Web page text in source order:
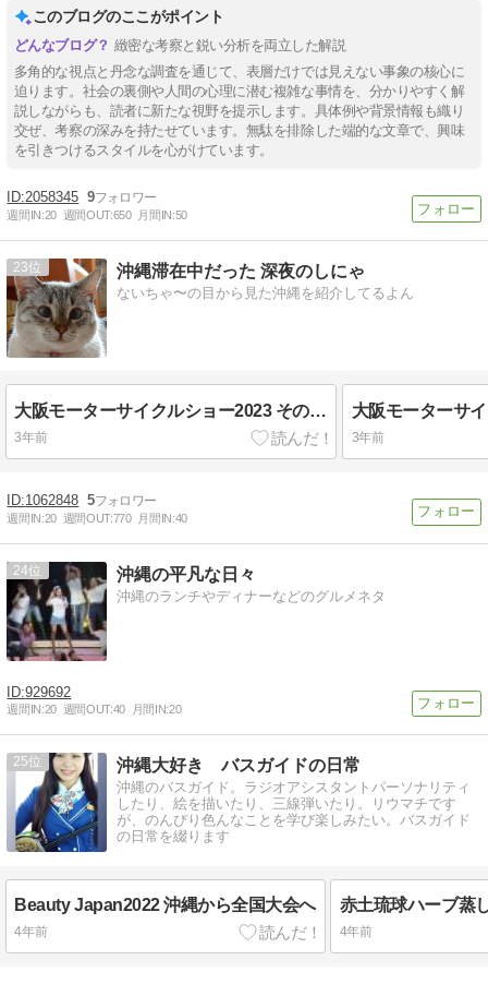
このブログのここがポイント
緻密な考察と鋭い分析を両立した解説
多角的な視点と丹念な調査を通じて、表層だけでは見えない事象の核心に
迫ります。社会の裏側や人間の心理に潜む複雑な事情を、分かりやすく解
説しながらも、読者に新たな視野を提示します。具体例や背景情報も織り
交ぜ、考察の深みを持たせています。無駄を排除した端的な文章で、興味
を引きつけるスタイルを心がけています。
2058345 9
週間IN:20 週間OUT:650 月間IN:50
23 沖縄滞在中だった 深夜のしにゃ
ないちゃ〜の目から見た沖縄を紹介してるよん
大阪モーターサイクルショー2023 その４白バイのおねいさんがカッケ〜。小柄でCB1...
3年前 3年前
1062848 5
週間IN:20 週間OUT:770 月間IN:40
24 沖縄の平凡な日々
沖縄のランチやディナーなどのグルメネタ
929692
週間IN:20 週間OUT:40 月間IN:20
25 沖縄大好き バスガイドの日常
沖縄のバスガイド。ラジオアシスタントパーソナリティ
したり、絵を描いたり、三線弾いたり。リウマチです
が、のんびり色んなことを学び楽しみたい。バスガイド
の日常を綴ります
Beauty Japan2022 沖縄から全国大会へ
4年前 4年前